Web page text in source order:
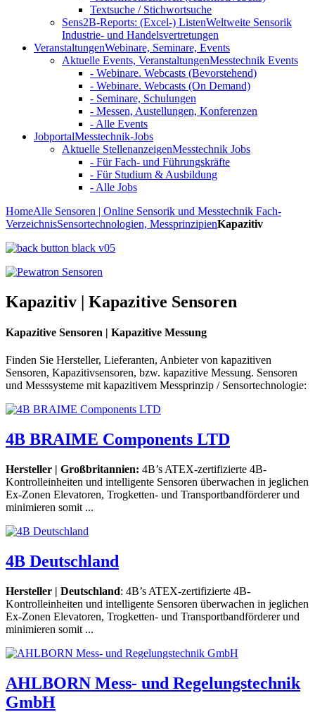
Textsuche / Stichwortsuche
Sens2B-Reports: (Excel-) ListenWeltweite Sensorik
Industrie- und Handelsvertretungen
VeranstaltungenWebinare, Seminare, Events
Aktuelle Events, VeranstaltungenMesstechnik Events
- Webinare. Webcasts (Bevorstehend)
- Webinare. Webcasts (On Demand)
- Seminare, Schulungen
- Messen, Austellungen, Konferenzen
- Alle Events
JobportalMesstechnik-Jobs
Aktuelle StellenanzeigenMesstechnik Jobs
- Für Fach- und Führungskräfte
- Für Studium & Ausbildung
- Alle Jobs
HomeAlle Sensoren | Online Sensorik und Messtechnik Fach-
VerzeichnisSensortechnologien, MessprinzipienKapazitiv
Kapazitiv | Kapazitive Sensoren
Kapazitive Sensoren | Kapazitive Messung
Finden Sie Hersteller, Lieferanten, Anbieter von kapazitiven
Sensoren, Kapazitivsensoren, bzw. kapazitive Messung. Sensoren
und Messsysteme mit kapazitivem Messprinzip / Sensortechnologie:
4B BRAIME Components LTD
Hersteller | Großbritannien: 4B’s ATEX-zertifizierte 4B-
Kontrolleinheiten und intelligente Sensoren überwachen in jeglichen
Ex-Zonen Elevatoren, Trogketten- und Transportbandförderer und
minimieren somit ...
4B Deutschland
Hersteller | Deutschland: 4B’s ATEX-zertifizierte 4B-
Kontrolleinheiten und intelligente Sensoren überwachen in jeglichen
Ex-Zonen Elevatoren, Trogketten- und Transportbandförderer und
minimieren somit ...
AHLBORN Mess- und Regelungstechnik
GmbH